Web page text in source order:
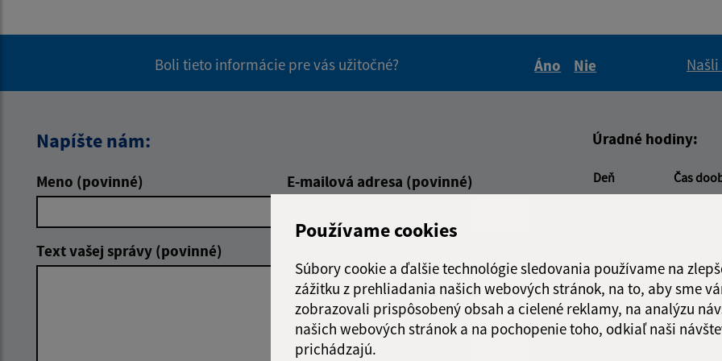
Používame cookies
Súbory cookie a ďalšie technológie sledovania používame na
zážitku z prehliadania našich webových stránok, na to, aby sme
zobrazovali prispôsobený obsah a cielené reklamy, na analýzu
našich webových stránok a na pochopenie toho, odkiaľ naši
prichádzajú.
Boli tieto informácie pre vás užitočné?
Áno
Nie
Napíšte nám:
Meno (povinné) E-mailová adresa (povinné)
Text vašej správy (povinné)
Úradné hodiny:
Deň Čas
Pondelok:
08:00 -
Štvrtok:
08:00 -
Piatok:
Obedňajšia